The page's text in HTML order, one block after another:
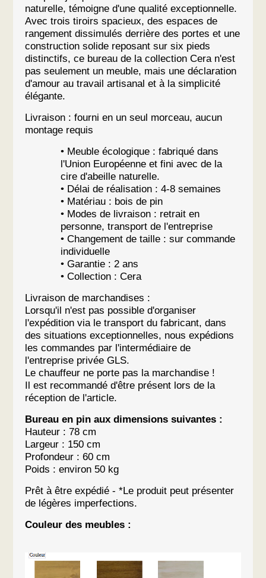
naturelle, témoigne d'une qualité exceptionnelle.
Avec trois tiroirs spacieux, des espaces de
rangement dissimulés derrière des portes et une
construction solide reposant sur six pieds
distinctifs, ce bureau de la collection Cera n'est
pas seulement un meuble, mais une déclaration
d'amour au travail artisanal et à la simplicité
élégante.
Livraison : fourni en un seul morceau, aucun
montage requis
• Meuble écologique : fabriqué dans
l'Union Européenne et fini avec de la
cire d'abeille naturelle.
• Délai de réalisation : 4-8 semaines
• Matériau : bois de pin
• Modes de livraison : retrait en
personne, transport de l'entreprise
• Changement de taille : sur commande
individuelle
• Garantie : 2 ans
• Collection : Cera
Livraison de marchandises :
Lorsqu'il n'est pas possible d'organiser
l'expédition via le transport du fabricant, dans
des situations exceptionnelles, nous expédions
les commandes par l'intermédiaire de
l'entreprise privée GLS.
Le chauffeur ne porte pas la marchandise !
Il est recommandé d'être présent lors de la
réception de l'article.
Bureau en pin aux dimensions suivantes :
Hauteur : 78 cm
Largeur : 150 cm
Profondeur : 60 cm
Poids : environ 50 kg
Prêt à être expédié - *Le produit peut présenter
de légères imperfections.
Couleur des meubles :